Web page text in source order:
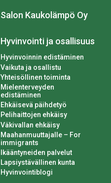
Salon Kaukolämpö Oy
Hyvinvointi ja osallisuus
Hyvinvoinnin edistäminen
Vaikuta ja osallistu
Yhteisöllinen toiminta
Mielenterveyden
edistäminen
Ehkäisevä päihdetyö
Pelihaittojen ehkäisy
Väkivallan ehkäisy
Maahanmuuttajalle – For
immigrants
Ikääntyneiden palvelut
Lapsiystävällinen kunta
Hyvinvointiblogi